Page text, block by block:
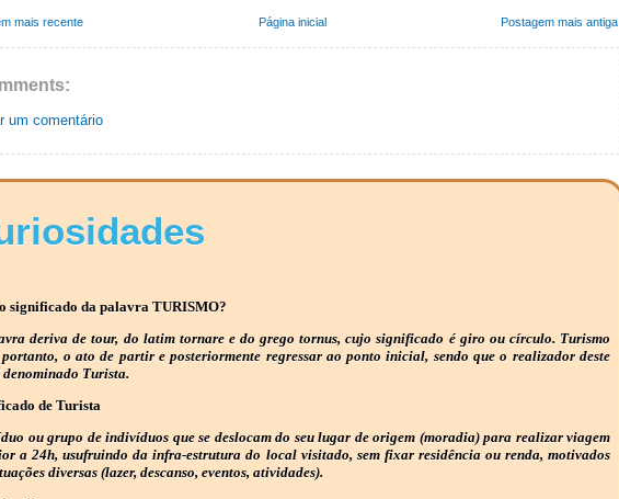
mais recente Postagem mais antiga
Página inicial
um comentário
significado da palavra TURISMO?
deriva de tour, do latim tornare e do grego tornus, cujo significado é giro ou círculo. Turismo
portanto, o ato de partir e posteriormente regressar ao ponto inicial, sendo que o realizador deste
Turista.
de Turista
ou grupo de indivíduos que se deslocam do seu lugar de origem (moradia) para realizar viagem
a 24h, usufruindo da infra-estrutura do local visitado, sem fixar residência ou renda, motivados
diversas (lazer, descanso, eventos, atividades).